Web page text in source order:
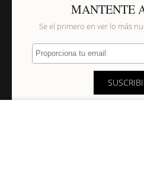
MANTENTE
Se el primero en ver lo más
Proporciona tu email